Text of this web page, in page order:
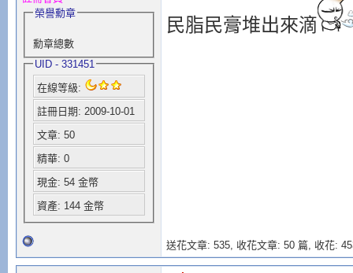
榮譽勳章
勳章總數
UID - 331451
在線等級:
註冊日期: 2009-10-01
文章: 50
精華: 0
現金: 54 金幣
資產: 144 金幣
民脂民膏堆出來滴
送花文章: 535, 收花文章: 50 篇, 收花: